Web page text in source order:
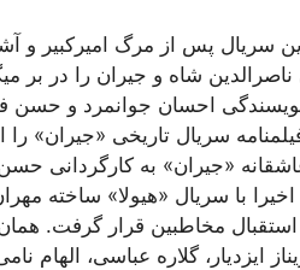
سریال پس از مرگ امیرکبیر و
ناصرالدین شاه و جیران را در
سریال تاریخی «جیران»
«جیران» به کارگردانی
اخیرا با سریال «هیولا» ساخته
استقبال مخاطبین قرار گرفت.
ایزدیار، گلاره عباسی،